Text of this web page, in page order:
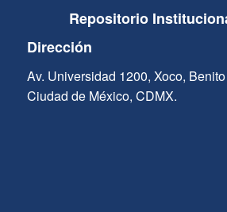
Repositorio
Dirección
Av. Universidad 1200, Xoco,
Ciudad de México, CDMX.